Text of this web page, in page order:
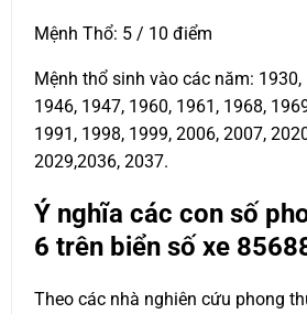
Mệnh Thổ: 5 / 10 điểm
Mệnh thổ sinh vào các năm: 1930,
1946, 1947, 1960, 1961, 1968,
1991, 1998, 1999, 2006, 2007,
2029,2036, 2037.
Ý nghĩa các con số
6 trên biển số xe
Theo các nhà nghiên cứu phong